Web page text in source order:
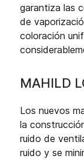
garantiza las
de
coloración
MAHILD
Los nuevos
la
ruido de
ruido y se